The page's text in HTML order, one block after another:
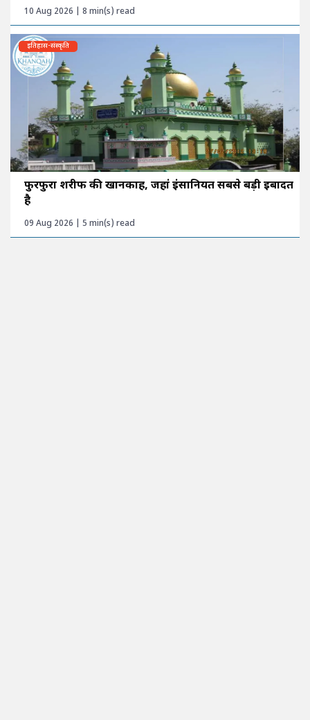
10 Aug 2026 | 8 min(s) read
इतिहास-संस्कृति
फुरफुरा शरीफ की खानकाह, जहां इंसानियत सबसे बड़ी इबादत
है
09 Aug 2026 | 5 min(s) read